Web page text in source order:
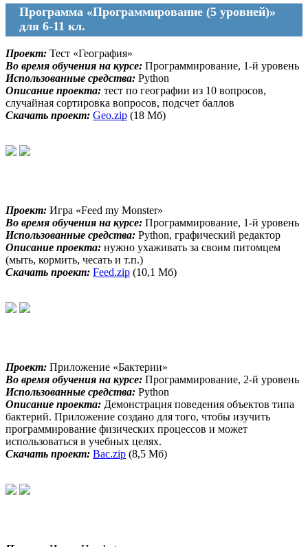
Программа «Программирование (5 уровней)»
для 6-11 кл.
Проект: Тест «География»
Во время обучения на курсе: Программирование, 1-й уровень
Использованные средства: Python
Описание проекта: тест по географии из 10 вопросов,
случайная сортировка вопросов, подсчет баллов
Скачать проект: Geo.zip (18 Мб)
Проект: Игра «Feed my Monster»
Во время обучения на курсе: Программирование, 1-й уровень
Использованные средства: Python, графический редактор
Описание проекта: нужно ухаживать за своим питомцем
(мыть, кормить, чесать и т.п.)
Скачать проект: Feed.zip (10,1 Мб)
Проект: Приложение «Бактерии»
Во время обучения на курсе: Программирование, 2-й уровень
Использованные средства: Python
Описание проекта: Демонстрация поведения объектов типа
бактерий. Приложение создано для того, чтобы изучить
программирование физических процессов и может
использоваться в учебных целях.
Скачать проект: Bac.zip (8,5 Мб)